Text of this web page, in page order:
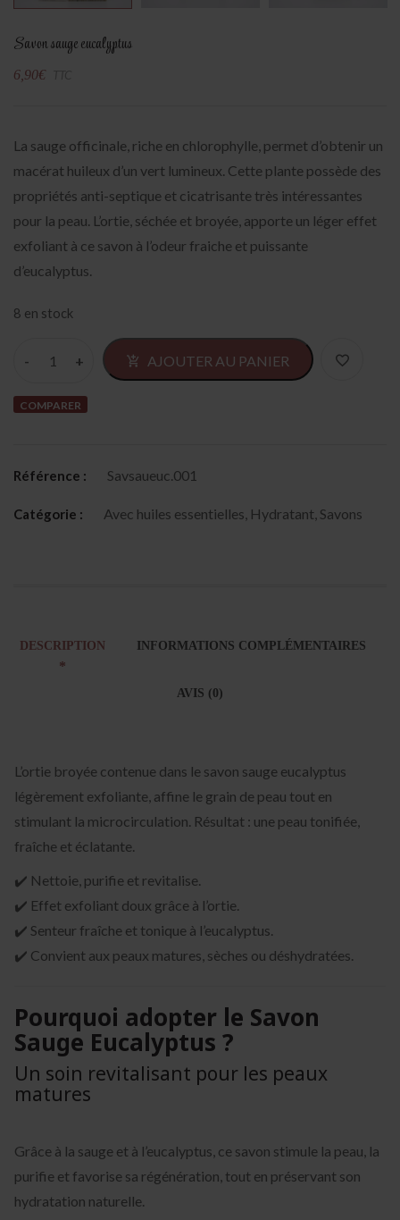
Savon sauge eucalyptus
6,90€
La sauge officinale, riche en chlorophylle, permet d’obtenir un
macérat huileux d’un vert lumineux. Cette plante possède des
propriétés anti-septique et cicatrisante très intéressantes
pour la peau. L’ortie, séchée et broyée, apporte un léger effet
exfoliant à ce savon à l’odeur fraiche et puissante
d’eucalyptus.
8 en stock
AJOUTER AU PANIER
COMPARER
Référence : Savsaueuc.001
Catégorie : Avec huiles essentielles Hydratant Savons
DESCRIPTION INFORMATIONS COMPLÉMENTAIRES
AVIS (0)
L’ortie broyée contenue dans le savon sauge eucalyptus
légèrement exfoliante, affine le grain de peau tout en
stimulant la microcirculation. Résultat : une peau tonifiée,
fraîche et éclatante.
✔️ Nettoie, purifie et revitalise.
✔️ Effet exfoliant doux grâce à l’ortie.
✔️ Senteur fraîche et tonique à l’eucalyptus.
✔️ Convient aux peaux matures, sèches ou déshydratées.
Pourquoi adopter le Savon
Sauge Eucalyptus ?
Un soin revitalisant pour les peaux
matures
Grâce à la sauge et à l’eucalyptus, ce savon stimule la peau, la
purifie et favorise sa régénération, tout en préservant son
hydratation naturelle.